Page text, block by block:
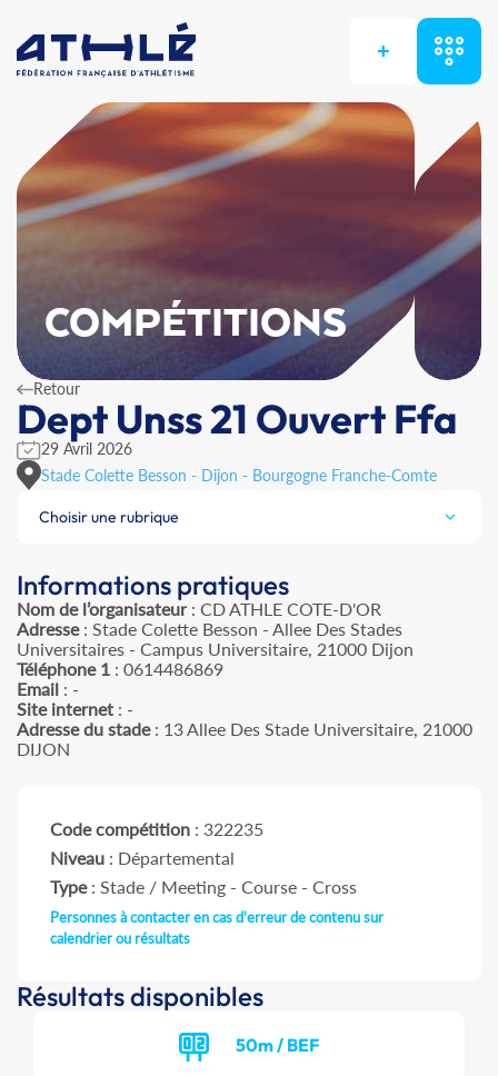
+
COMPÉTITIONS
Retour
Dept Unss 21 Ouvert Ffa
29 Avril 2026
Stade Colette Besson - Dijon - Bourgogne Franche-Comte
Choisir une rubrique
Informations pratiques
Nom de l’organisateur: CD ATHLE COTE-D'OR
Adresse: Stade Colette Besson - Allee Des Stades
Universitaires - Campus Universitaire, 21000 Dijon
Téléphone 1 : 0614486869
Email : -
Site internet : -
Adresse du stade: 13 Allee Des Stade Universitaire, 21000
DIJON
Code compétition : 322235
Niveau : Départemental
Type: Stade / Meeting - Course - Cross
Personnes à contacter en cas d'erreur de contenu sur
calendrier ou résultats
Résultats disponibles
50m / BEF